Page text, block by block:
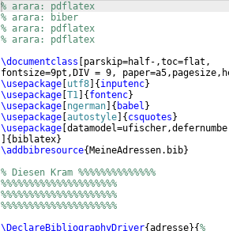
% arara: pdflatex
% arara: biber
% arara: pdflatex
% arara: pdflatex
\documentclass
parskip=half-,toc=flat,
fontsize=9pt,DIV = 9,
\usepackage utf8 { inputenc}
\usepackage T1 { fontenc}
\usepackage ngerman { babel }
\usepackage autostyle { csquotes }
\usepackage
{ biblatex}
\addbibresource{ MeineAdressen.bib}
% Diesen Kram %%%%%%%%%%%%%%
%%%%%%%%%%%%%%%%%%%%%
%%%%%%%%%%%%%%%%%%%%%
%%%%%%%%%%%%%%%%%%%%%
\DeclareBibliographyDriver{adresse}{%